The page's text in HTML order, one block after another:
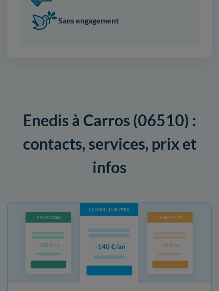
Sans engagement
Enedis à Carros (06510) :
contacts, services, prix et
infos